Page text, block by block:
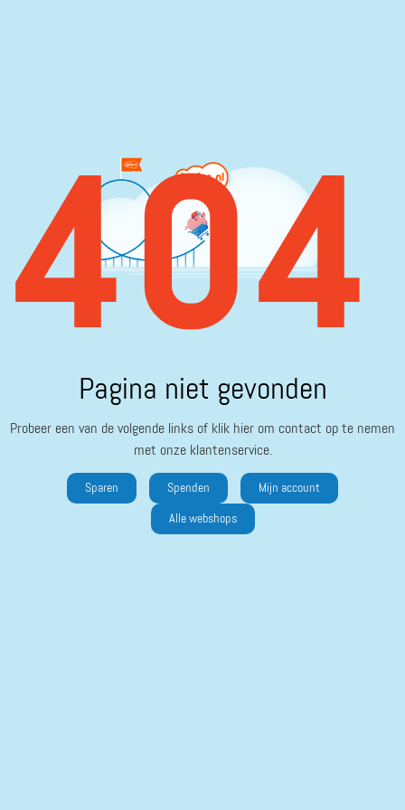
404
Pagina niet gevonden
Probeer een van de volgende links of klik hier om contact op te nemen
met onze klantenservice.
Sparen Spenden Mijn account
Alle webshops